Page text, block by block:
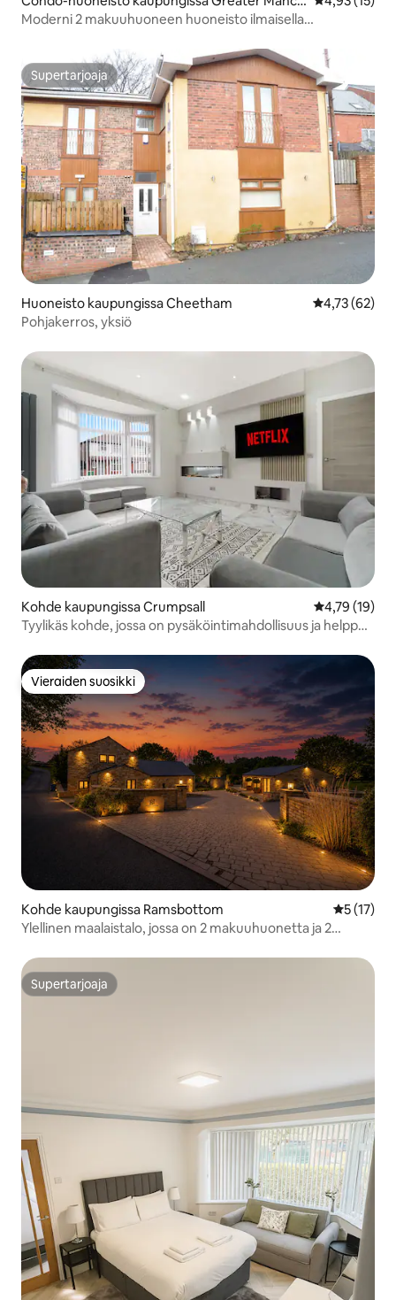
ester
Moderni 2 makuuhuoneen huoneisto ilmaisella
Supertarjoaja
Supertarjoaja
Huoneisto kaupungissa Cheetham
4,73 (62)
Pohjakerros, yksiö
Kohde kaupungissa Crumpsall
4,79 (19)
Tyylikäs kohde, jossa on pysäköintimahdollisuus ja helppo
Vieraiden suosikki
Vieraiden suosikki
Kohde kaupungissa Ramsbottom
5 (17)
Ylellinen maalaistalo, jossa on 2 makuuhuonetta ja 2
Supertarjoaja
Supertarjoaja